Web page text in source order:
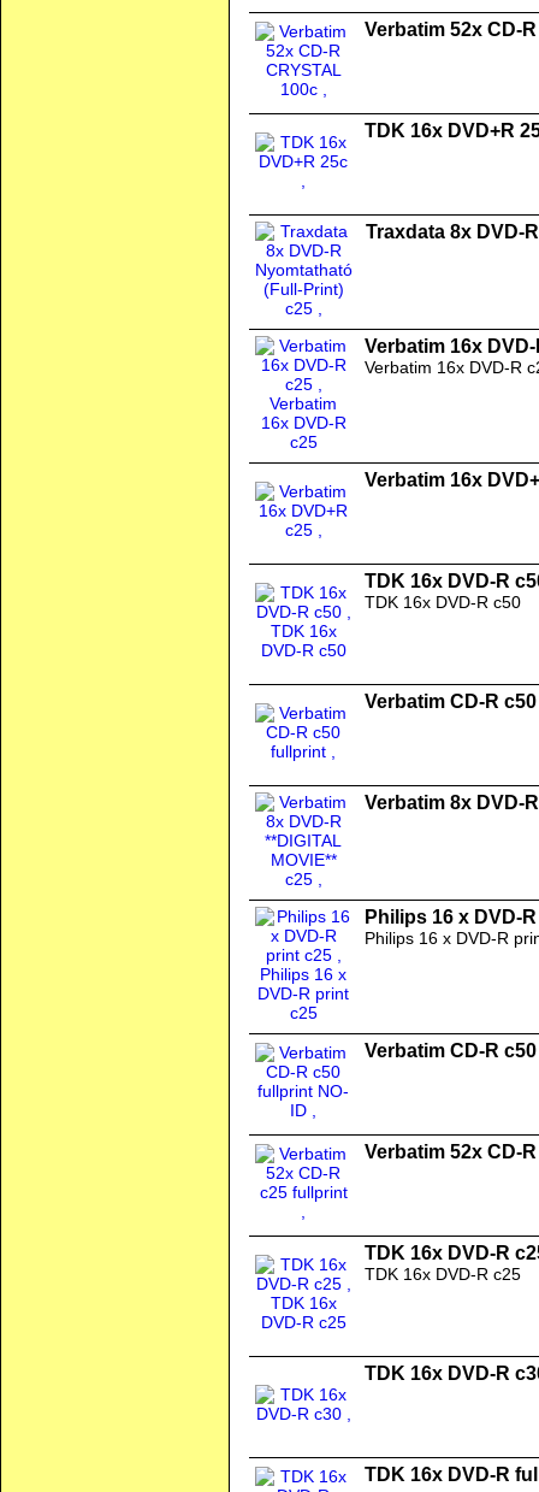
Verbatim 52x CD-
TDK 16x DVD+R
Traxdata 8x DVD-
Verbatim 16x
Verbatim 16x DVD-R
Verbatim 16x
TDK 16x DVD-R
TDK 16x DVD-R c50
Verbatim CD-R
Verbatim 8x DVD-
Philips 16 x DVD-
Philips 16 x DVD-R
Verbatim CD-R
Verbatim 52x CD-
TDK 16x DVD-R
TDK 16x DVD-R c25
TDK 16x DVD-R
TDK 16x DVD-R